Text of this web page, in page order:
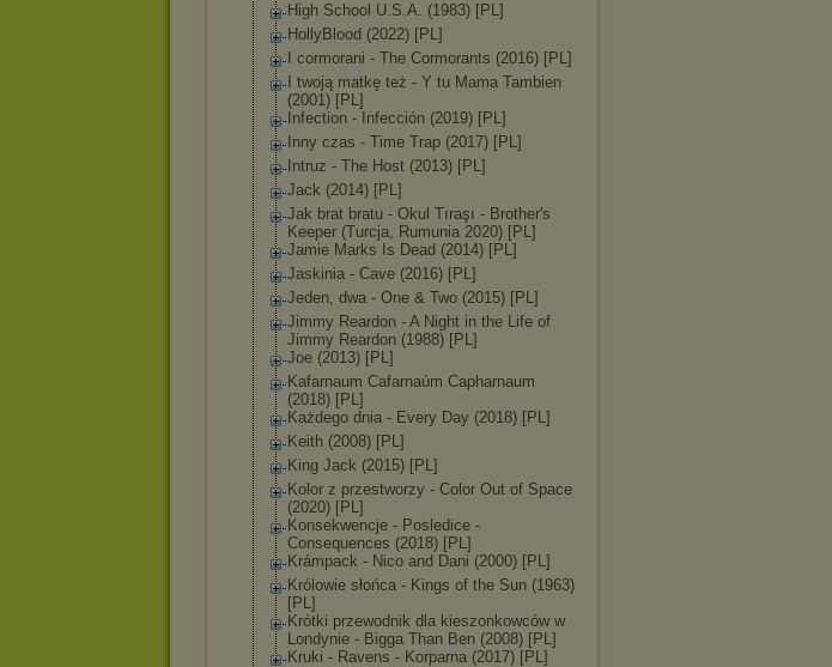
dokonując odpowiednich zmian
High School U.S.A. (1983) [PL]
HollyBlood (2022) [PL]
I cormorani - The Cormorants (2016) [PL]
I twoją matkę też - Y tu Mama Tambien
(2001) [PL]
Infection - Infección (2019) [PL]
Inny czas - Time Trap (2017) [PL]
Intruz - The Host (2013) [PL]
Jack (2014) [PL]
Jak brat bratu - Okul Tıraşı - Brother's
Keeper (Turcja, Rumunia 2020) [PL]
Jamie Marks Is Dead (2014) [PL]
Jaskinia - Cave (2016) [PL]
Jeden, dwa - One & Two (2015) [PL]
Jimmy Reardon - A Night in the Life of
Jimmy Reardon (1988) [PL]
Joe (2013) [PL]
Kafarnaum Cafarnaúm Capharnaum
(2018) [PL]
Każdego dnia - Every Day (2018) [PL]
Keith (2008) [PL]
King Jack (2015) [PL]
Kolor z przestworzy - Color Out of Space
(2020) [PL]
Konsekwencje - Posledice -
Consequences (2018) [PL]
Krámpack - Nico and Dani (2000) [PL]
Królowie słońca - Kings of the Sun (1963)
[PL]
Krótki przewodnik dla kieszonkowców w
Londynie - Bigga Than Ben (2008) [PL]
Kruki - Ravens - Korparna (2017) [PL]